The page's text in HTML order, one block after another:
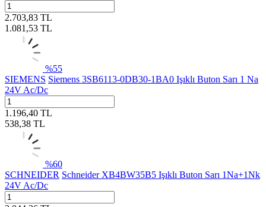
2.703,83 TL
1.081,53 TL
%55
SIEMENS Siemens 3SB6113-0DB30-1BA0 Işıklı Buton Sarı 1 Na
24V Ac/Dc
1.196,40 TL
538,38 TL
%60
SCHNEIDER Schneider XB4BW35B5 Işıklı Buton Sarı 1Na+1Nk
24V Ac/Dc